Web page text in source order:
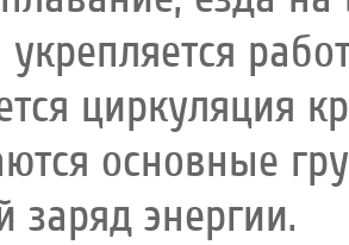
укрепляется
циркуляция
основные
энергии.